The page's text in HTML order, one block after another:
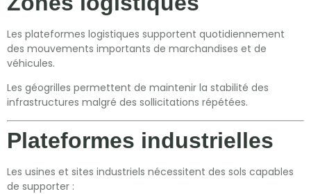
Les plateformes logistiques supportent quotidiennement
des mouvements importants de marchandises et de
véhicules.
Les géogrilles permettent de maintenir la stabilité des
infrastructures malgré des sollicitations répétées.
Plateformes industrielles
Les usines et sites industriels nécessitent des sols capables
de supporter :